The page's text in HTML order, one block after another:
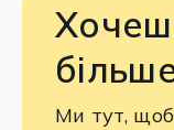
Ми тут, щоб